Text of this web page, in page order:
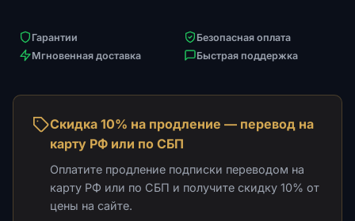
Гарантии
Безопасная оплата
Мгновенная доставка
Быстрая поддержка
Скидка 10% на продление — перевод на
карту РФ или по СБП
Оплатите продление подписки переводом на
карту РФ или по СБП и получите скидку 10% от
цены на сайте.